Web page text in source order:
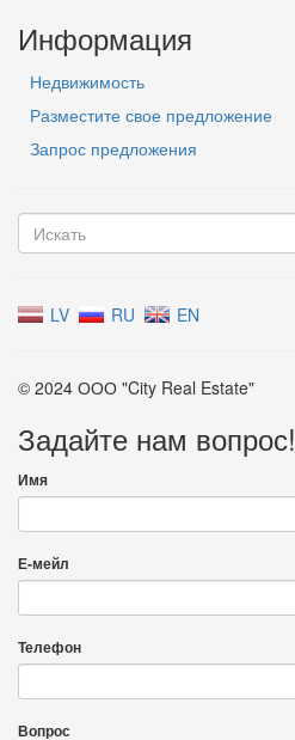
Информация
Недвижимость
Разместите свое предложение
Запрос предложения
LV RU EN
© 2024 ООО "City Real Estate"
Задайте нам вопрос!
Имя
Е-мейл
Телефон
Вопрос